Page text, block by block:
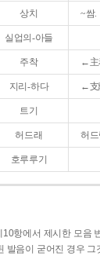
상치 ~쌈.
실업의-아들
주착 ←主
지리-하다 ←支
트기
허드래 허
호루루기
항에서 제시한 모음
발음이 굳어진 경우